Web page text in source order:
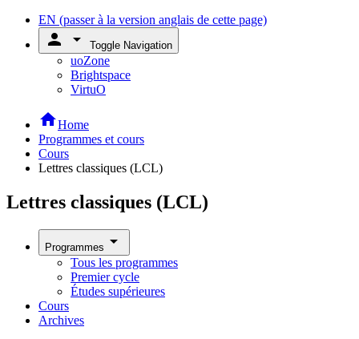
EN (passer à la version anglais de cette page)
person arrow_drop_down Toggle Navigation
uoZone
Brightspace
VirtuO
homeHome
Programmes et cours
Cours
Lettres classiques (LCL)
Lettres classiques (LCL)
Programmes arrow_drop_down
Tous les programmes
Premier cycle
Études supérieures
Cours
Archives